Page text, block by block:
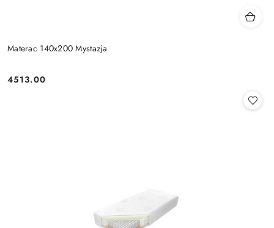
Materac 140x200 Mystazja
Cena:
4513.00